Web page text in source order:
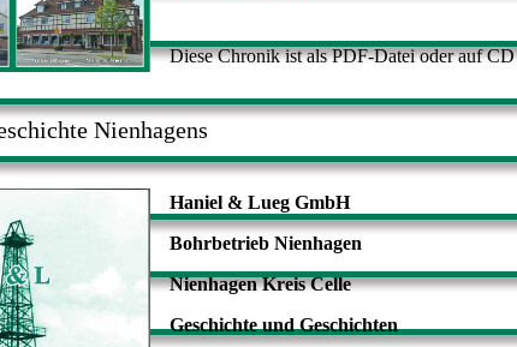
Diese Chronik ist als PDF-Datei oder auf
Nienhagens
Haniel & Lueg GmbH
Bohrbetrieb Nienhagen
Nienhagen Kreis Celle
Geschichte und Geschichten